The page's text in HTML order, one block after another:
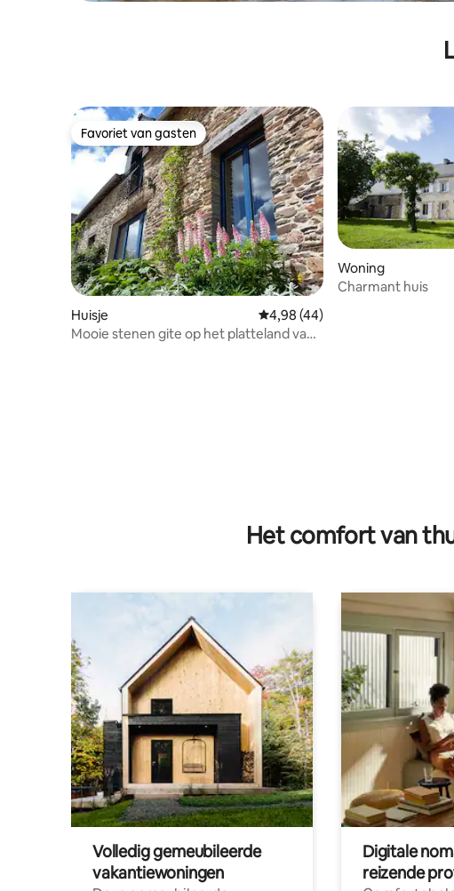
Favoriet van gasten
Favoriet van gasten
Huisje Gemiddelde beoordeling van
4,98 (44)
Mooie stenen gite op het platteland van
Woning
Charmant huis
Het comfort van
Volledig gemeubileerde
vakantiewoningen
Digitale
reizende